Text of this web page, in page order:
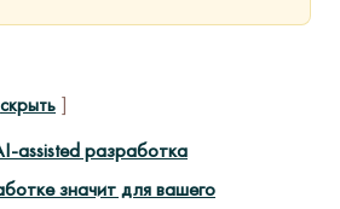
скрыть
assisted разработка
значит для вашего